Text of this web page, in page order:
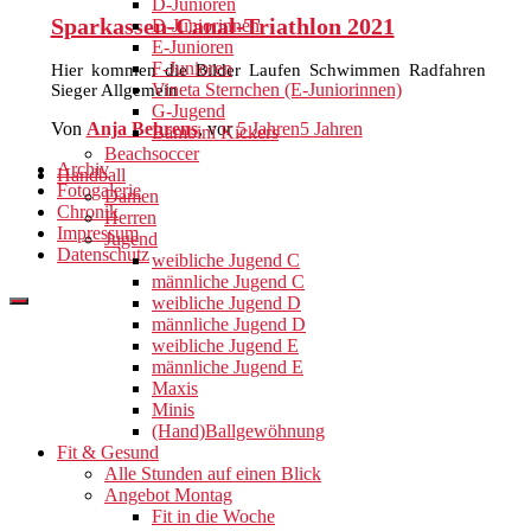
D-Junioren
D-Juniorinnen
E-Junioren
F-Junioren
Vineta Sternchen (E-Juniorinnen)
G-Jugend
Bambini Kickers
Beachsoccer
Handball
Damen
Herren
Jugend
weibliche Jugend C
männliche Jugend C
weibliche Jugend D
männliche Jugend D
weibliche Jugend E
männliche Jugend E
Maxis
Minis
(Hand)Ballgewöhnung
Fit & Gesund
Alle Stunden auf einen Blick
Angebot Montag
Fit in die Woche
Sparkassen-Canal-Triathlon 2021
Hier kommen die Bilder Laufen Schwimmen Radfahren
Sieger Allgemein
Von Anja Behrens, vor5 Jahren5 Jahren
Archiv
Fotogalerie
Chronik
Impressum
Datenschutz